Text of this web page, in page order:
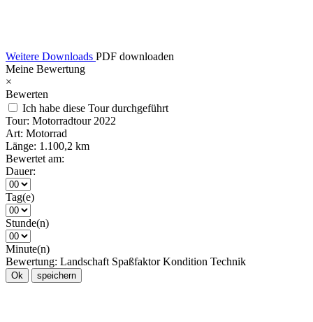
Weitere Downloads PDF downloaden
Meine Bewertung
×
Bewerten
Ich habe diese Tour durchgeführt
Tour: Motorradtour 2022
Art: Motorrad
Länge: 1.100,2 km
Bewertet am:
Dauer:
Tag(e)
Stunde(n)
Minute(n)
Bewertung: Landschaft Spaßfaktor Kondition Technik
Ok speichern